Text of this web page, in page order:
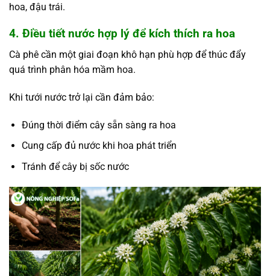
hoa, đậu trái.
4. Điều tiết nước hợp lý để kích thích ra hoa
Cà phê cần một giai đoạn khô hạn phù hợp để thúc đẩy
quá trình phân hóa mầm hoa.
Khi tưới nước trở lại cần đảm bảo:
Đúng thời điểm cây sẵn sàng ra hoa
Cung cấp đủ nước khi hoa phát triển
Tránh để cây bị sốc nước